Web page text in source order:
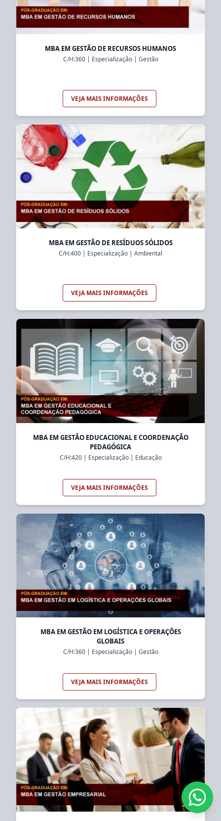
MBA EM GESTÃO DE RECURSOS HUMANOS
C/H:360| Especialização| Gestão
VEJA MAIS INFORMAÇÕES
MBA EM GESTÃO DE RESÍDUOS SÓLIDOS
C/H:400 | Especialização | Ambiental
VEJA MAIS INFORMAÇÕES
MBA EM GESTÃO EDUCACIONAL E COORDENAÇÃO
PEDAGÓGICA
C/H:420| Especialização| Educação
VEJA MAIS INFORMAÇÕES
MBA EM GESTÃO EM LOGÍSTICA E OPERAÇÕES
GLOBAIS
C/H:360| Especialização| Gestão
VEJA MAIS INFORMAÇÕES